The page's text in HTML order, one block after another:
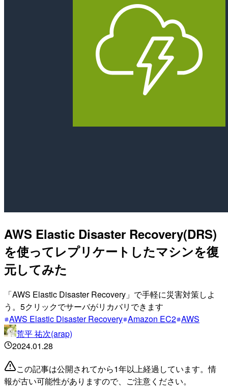
AWS Elastic Disaster Recovery(DRS)
を使ってレプリケートしたマシンを復
元してみた
「AWS Elastic Disaster Recovery」で手軽に災害対策しよ
う。5クリックでサーバがリカバリできます
AWS Elastic Disaster Recovery Amazon EC2 AWS
荒平 祐次(arap)
2024.01.28
この記事は公開されてから1年以上経過しています。情
報が古い可能性がありますので、ご注意ください。